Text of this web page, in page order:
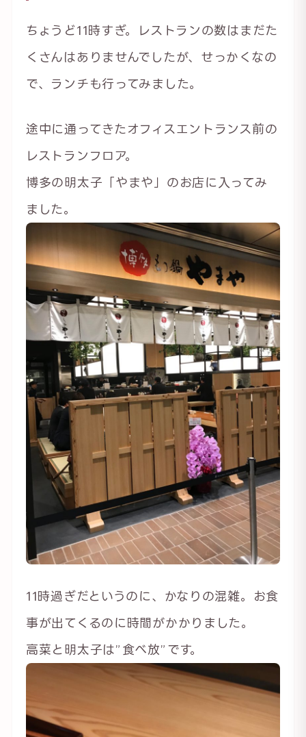
ちょうど11時すぎ。レストランの数はまだた
くさんはありませんでしたが、せっかくなの
で、ランチも行ってみました。
途中に通ってきたオフィスエントランス前の
レストランフロア。
博多の明太子「やまや」のお店に入ってみ
ました。
11時過ぎだというのに、かなりの混雑。お食
事が出てくるのに時間がかかりました。
高菜と明太子は”食べ放”です。